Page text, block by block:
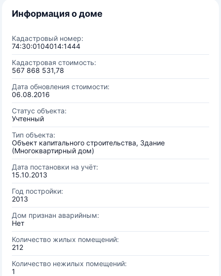
Информация о доме
Кадастровый номер:
74:30:0104014:1444
Кадастровая стоимость:
567 868 531,78
Дата обновления стоимости:
06.08.2016
Статус объекта:
Учтенный
Тип объекта:
Объект капитального строительства, Здание
(Многоквартирный дом)
Дата постановки на учёт:
15.10.2013
Год постройки:
2013
Дом признан аварийным:
Нет
Количество жилых помещений:
212
Количество нежилых помещений:
1